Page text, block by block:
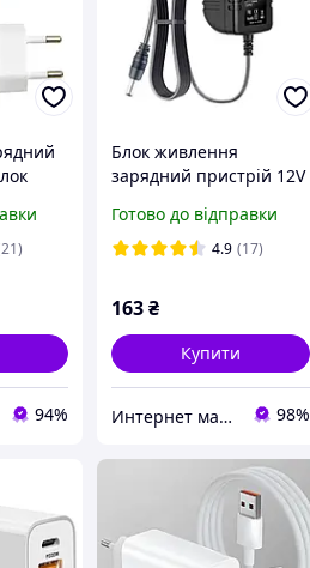
94%
Блок живлення
зарядний пристрій 12V
Готово до відправки
4.9 (17)
163₴
Купити
Интернет магазин baksic с аукро 98%